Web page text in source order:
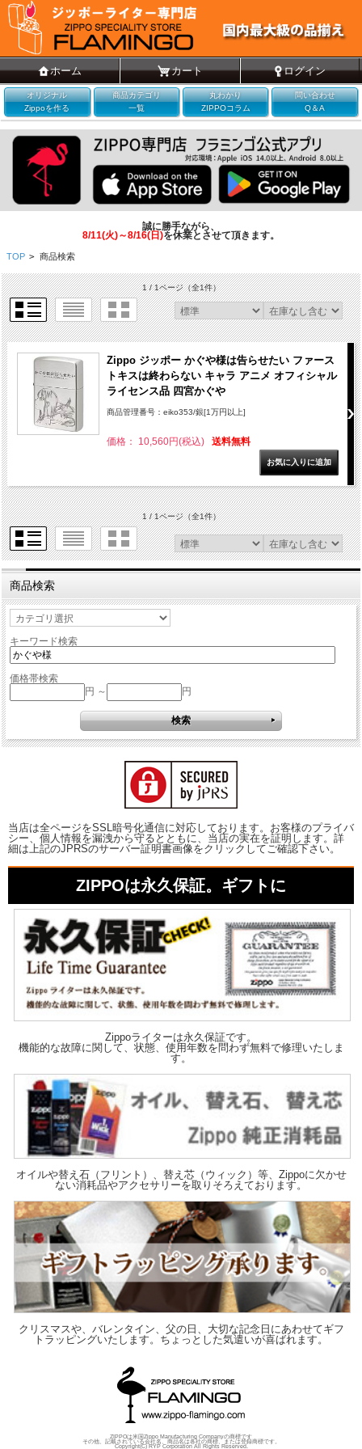
ホーム カート ログイン
オリジナル
Zippoを作る
商品カテゴリ
一覧
丸わかり
ZIPPOコラム
問い合わせ
Q＆A
誠に勝手ながら、
8/11(火)～8/16(日)を休業とさせて頂きます。
TOP > 商品検索
1 / 1ページ（全1件）
Zippo ジッポー かぐや様は告らせたい ファース
トキスは終わらない キャラ アニメ オフィシャル
ライセンス品 四宮かぐや
商品管理番号：eiko353/銀[1万円以上]
価格： 10,560円(税込) 送料無料
1 / 1ページ（全1件）
商品検索
キーワード検索
価格帯検索
円 ～
円
当店は全ページをSSL暗号化通信に対応しております。お客様のプライバ
シー、個人情報を漏洩から守るとともに、当店の実在を証明します。詳
細は上記のJPRSのサーバー証明書画像をクリックしてご確認下さい。
ZIPPOは永久保証。ギフトに
Zippoライターは永久保証です。
機能的な故障に関して、状態、使用年数を問わず無料で修理いたしま
す。
オイルや替え石（フリント）、替え芯（ウィック）等、Zippoに欠かせ
ない消耗品やアクセサリーを取りそろえております。
クリスマスや、バレンタイン、父の日、大切な記念日にあわせてギフ
トラッピングいたします。ちょっとした気遣いが喜ばれます。
ZIPPOは米国Zippo Manufacturing Companyの商標です
その他、記載されている会社名、商品名は各社の商標、または登録商標です。
Copyright(C) RYP Corporation All Rights Reserved.